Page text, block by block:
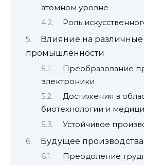
атомном уровне
Роль
Влияние на различные
промышленности
Преобразование
электроники
Достижения в
биотехнологии и
Устойчивое
Будущее производства
Преодоление